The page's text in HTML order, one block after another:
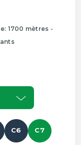
1700 mètres -
C6 C7